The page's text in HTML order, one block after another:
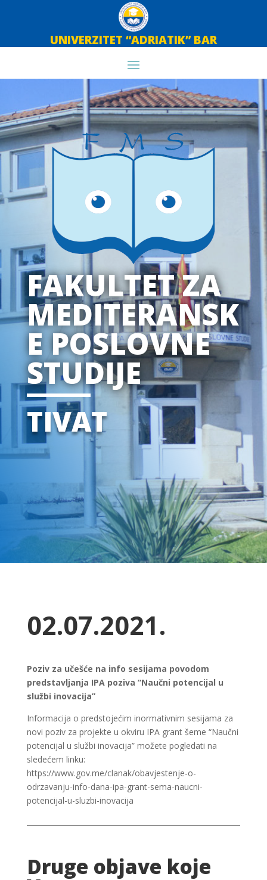
UNIVERZITET “ADRIATIK” BAR
FAKULTET ZA
MEDITERANSK
E POSLOVNE
STUDIJE
TIVAT
02.07.2021.
Poziv za učešće na info sesijama povodom
predstavljanja IPA poziva “Naučni potencijal u
službi inovacija”
Informacija o predstojećim inormativnim sesijama za
novi poziv za projekte u okviru IPA grant šeme “Naučni
potencijal u službi inovacija” možete pogledati na
sledećem linku:
https://www.gov.me/clanak/obavjestenje-o-
odrzavanju-info-dana-ipa-grant-sema-naucni-
potencijal-u-sluzbi-inovacija
Druge objave koje